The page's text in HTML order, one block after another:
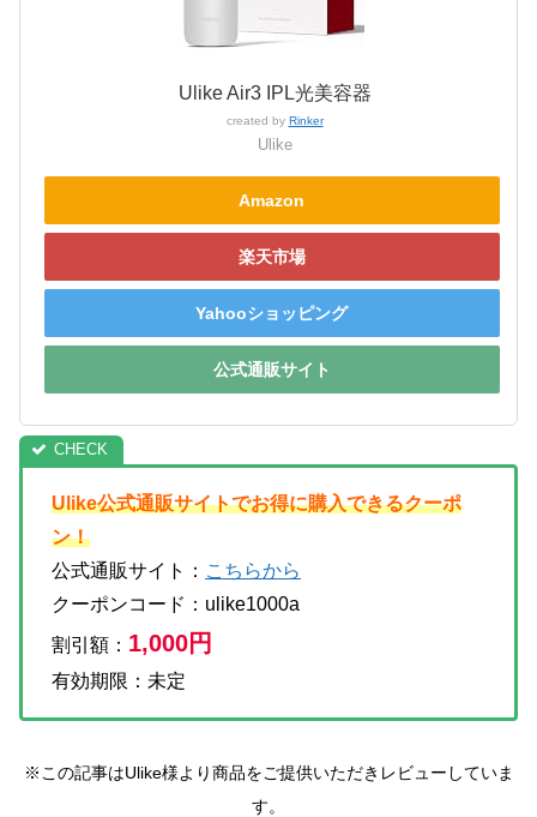
Ulike Air3 IPL光美容器
created by Rinker
Ulike
Amazon
楽天市場
Yahooショッピング
公式通販サイト
Ulike公式通販サイトでお得に購入できるクーポ
ン！
公式通販サイト： こちらから
クーポンコード：ulike1000a
割引額： 1,000円
有効期限：未定
※この記事はUlike様より商品をご提供いただきレビューしていま
す。